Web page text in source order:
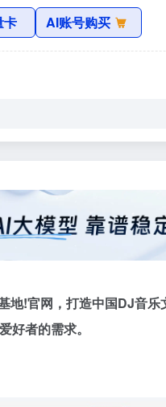
卡 AI账号购买
!官网，打造中国DJ音
好者的需求。